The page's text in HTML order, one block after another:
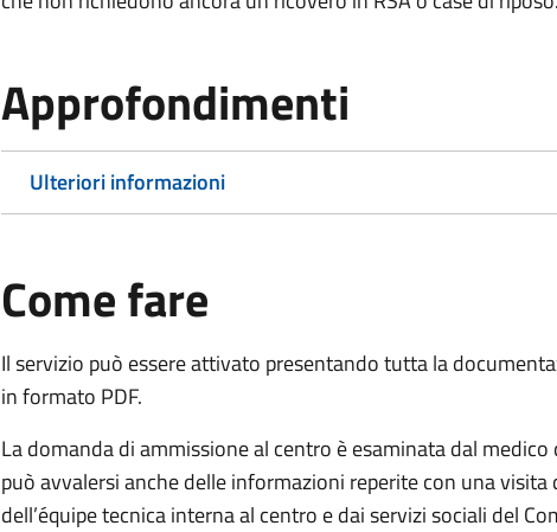
Approfondimenti
Ulteriori informazioni
Come fare
Il servizio può essere attivato presentando tutta la
in formato PDF.
La domanda di ammissione al centro è esaminata dal
può avvalersi anche delle informazioni reperite con una
dell’équipe tecnica interna al centro e dai servizi sociali del